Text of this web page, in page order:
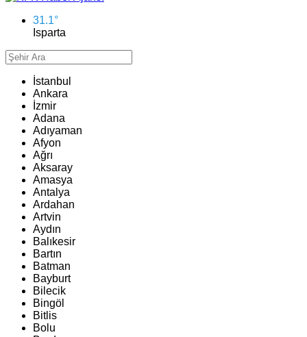
31.1°
Isparta
İstanbul
Ankara
İzmir
Adana
Adıyaman
Afyon
Ağrı
Aksaray
Amasya
Antalya
Ardahan
Artvin
Aydın
Balıkesir
Bartın
Batman
Bayburt
Bilecik
Bingöl
Bitlis
Bolu